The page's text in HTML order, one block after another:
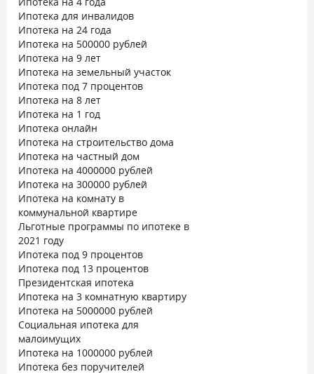
Ипотека для инвалидов
Ипотека на 24 года
Ипотека на 500000 рублей
Ипотека на 9 лет
Ипотека на земельный участок
Ипотека под 7 процентов
Ипотека на 8 лет
Ипотека на 1 год
Ипотека онлайн
Ипотека на строительство дома
Ипотека на частный дом
Ипотека на 4000000 рублей
Ипотека на 300000 рублей
Ипотека на комнату в
коммунальной квартире
Льготные программы по ипотеке в
2021 году
Ипотека под 9 процентов
Ипотека под 13 процентов
Президентская ипотека
Ипотека на 3 комнатную квартиру
Ипотека на 5000000 рублей
Социальная ипотека для
малоимущих
Ипотека на 1000000 рублей
Ипотека без поручителей